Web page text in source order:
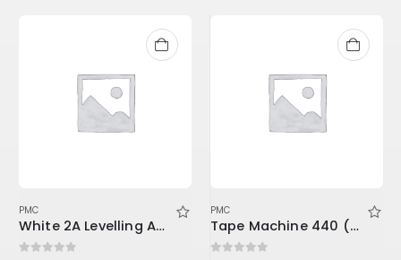
PMC
White 2A Levelling Amplifier (Download)
PMC
Tape Machine 440 (Download)